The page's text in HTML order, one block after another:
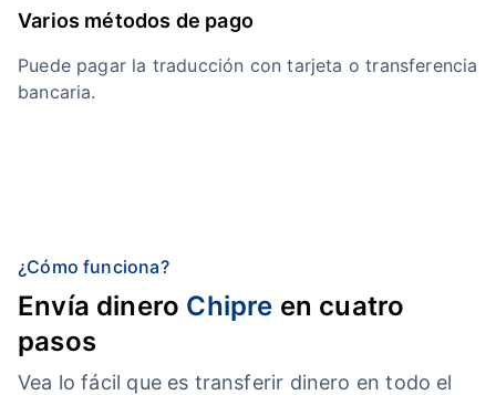
Varios métodos de pago
Puede pagar la traducción con tarjeta o transferencia
bancaria.
¿Cómo funciona?
Envía dinero Chipre en cuatro
pasos
Vea lo fácil que es transferir dinero en todo el